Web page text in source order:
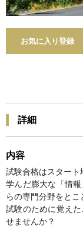
お気に入り登録
詳細
内容
試験合格はスタート
学んだ膨大な「情
らの専門分野をと
試験のために覚え
せませんか？